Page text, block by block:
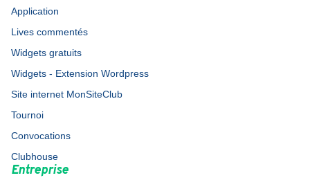
Application
Lives commentés
Widgets gratuits
Widgets - Extension Wordpress
Site internet MonSiteClub
Tournoi
Convocations
Clubhouse
Entreprise